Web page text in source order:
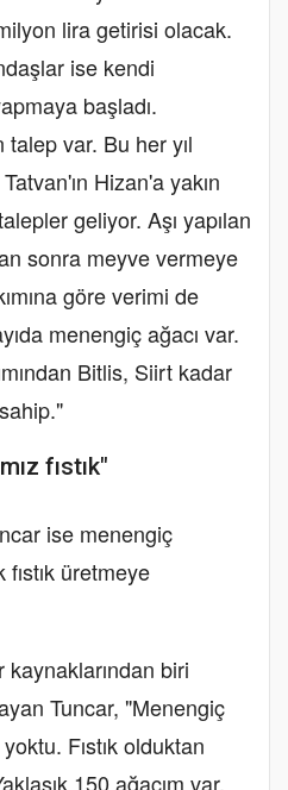
lira getirisi olacak.
ise kendi
başladı.
var. Bu her yıl
Hizan'a yakın
geliyor. Aşı yapılan
sonra meyve vermeye
göre verimi de
menengiç ağacı var.
Bitlis, Siirt kadar
fıstık"
ise menengiç
fıstık üretmeye
kaynaklarından biri
Tuncar, "Menengiç
Fıstık olduktan
150 ağacım var.